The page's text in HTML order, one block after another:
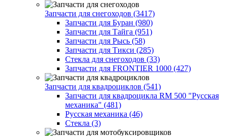
Запчасти для снегоходов (3417)
Запчасти для Буран (980)
Запчасти для Тайга (951)
Запчасти для Рысь (58)
Запчасти для Тикси (285)
Стекла для снегоходов (33)
Запчасти для FRONTIER 1000 (427)
Запчасти для квадроциклов (541)
Запчасти для квадроцикла RM 500 "Русская
механика" (481)
Русская механика (46)
Стекла (3)